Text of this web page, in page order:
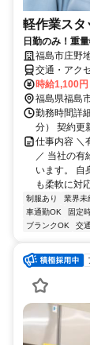
軽作業スタ
日勤のみ！重
福島市庄野
交通・アク
時給1,100
福島県福島
勤務時間詳
分） 契約更
仕事内容 ＼
／ 当社の有
います。 自
も柔軟に対
制服あり 業界未
車通勤OK
固定
ブランクOK
交